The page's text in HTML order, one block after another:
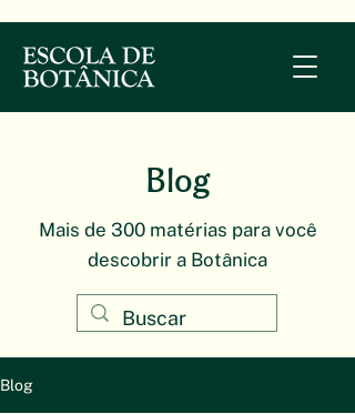
Blog
Mais de 300 matérias para você
descobrir a Botânica
Blog